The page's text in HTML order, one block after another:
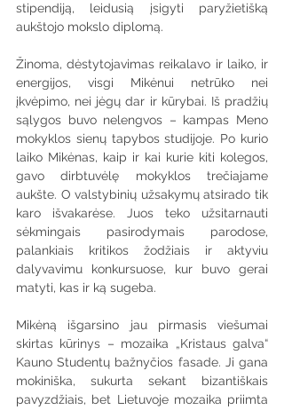
stipendiją, leidusią įsigyti paryžietišką
aukštojo mokslo diplomą.
Žinoma, dėstytojavimas reikalavo ir laiko, ir
energijos, visgi Mikėnui netrūko nei
įkvėpimo, nei jėgų dar ir kūrybai. Iš pradžių
sąlygos buvo nelengvos – kampas Meno
mokyklos sienų tapybos studijoje. Po kurio
laiko Mikėnas, kaip ir kai kurie kiti kolegos,
gavo dirbtuvėlę mokyklos trečiajame
aukšte. O valstybinių užsakymų atsirado tik
karo išvakarėse. Juos teko užsitarnauti
sėkmingais pasirodymais parodose,
palankiais kritikos žodžiais ir aktyviu
dalyvavimu konkursuose, kur buvo gerai
matyti, kas ir ką sugeba.
Mikėną išgarsino jau pirmasis viešumai
skirtas kūrinys – mozaika „Kristaus galva“
Kauno Studentų bažnyčios fasade. Ji gana
mokiniška, sukurta sekant bizantiškais
pavyzdžiais, bet Lietuvoje mozaika priimta